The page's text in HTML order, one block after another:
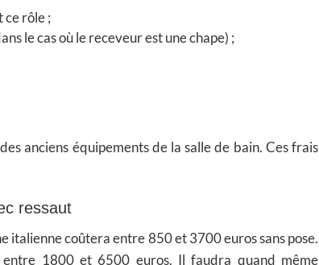
ce rôle ;
le cas où le receveur est une chape) ;
anciens équipements de la salle de bain. Ces frais
ressaut
italienne coûtera entre 850 et 3700 euros sans pose.
entre 1800 et 6500 euros. Il faudra quand même